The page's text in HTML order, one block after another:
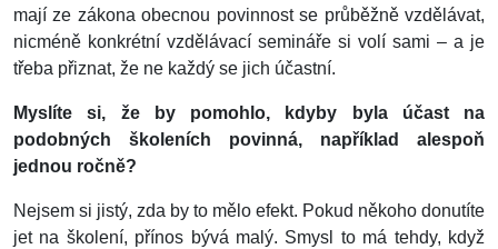
mají ze zákona obecnou povinnost se průběžně vzdělávat,
nicméně konkrétní vzdělávací semináře si volí sami – a je
třeba přiznat, že ne každý se jich účastní.
Myslíte si, že by pomohlo, kdyby byla účast na
podobných školeních povinná, například alespoň
jednou ročně?
Nejsem si jistý, zda by to mělo efekt. Pokud někoho donutíte
jet na školení, přínos bývá malý. Smysl to má tehdy, když